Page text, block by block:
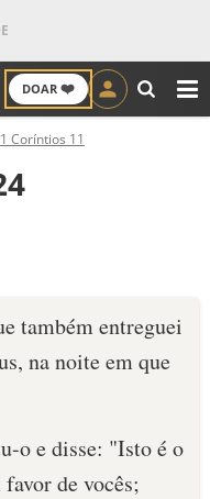
DOAR ❤️
1 Coríntios 11
também entreguei
na noite em que
o e disse: "Isto é o
de vocês;